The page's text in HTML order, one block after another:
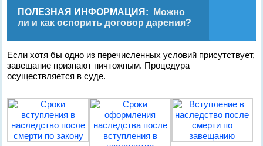
ПОЛЕЗНАЯ ИНФОРМАЦИЯ:
Можно
ли и как оспорить договор дарения?
Если хотя бы одно из перечисленных условий присутствует,
завещание признают ничтожным. Процедура
осуществляется в суде.